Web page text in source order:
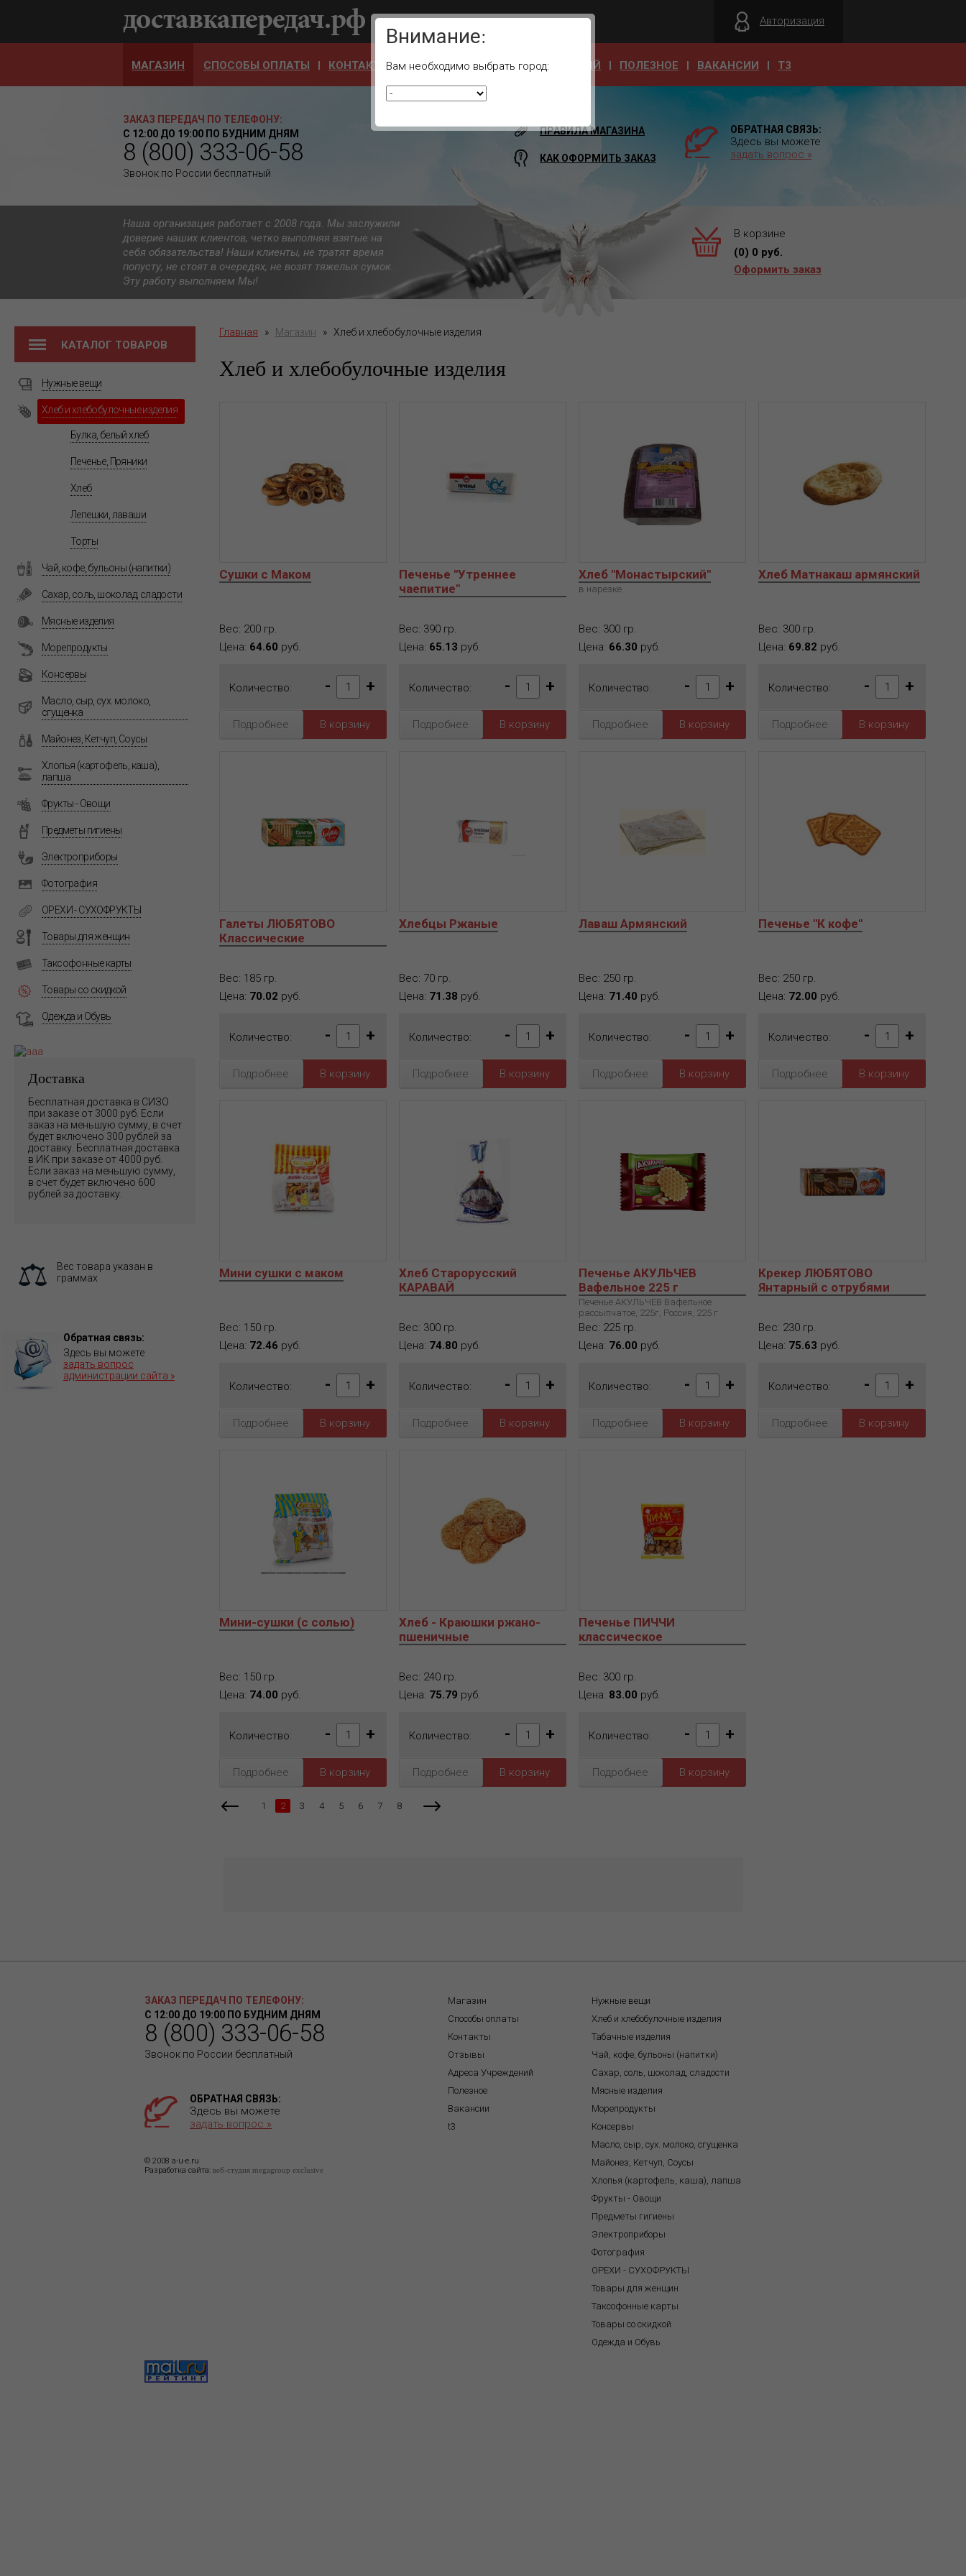
Ваш город: Авторизация
МАГАЗИН СПОСОБЫ ОПЛАТЫ КОНТАКТЫ ОТЗЫВЫ АДРЕСА УЧРЕЖДЕНИЙ ПОЛЕЗНОЕ ВАКАНСИИ T3
ЗАКАЗ ПЕРЕДАЧ ПО ТЕЛЕФОНУ:
С 12:00 ДО 19:00 ПО БУДНИМ ДНЯМ
8 (800) 333-06-58
Звонок по России бесплатный
ОБРАТНАЯ СВЯЗЬ:
Здесь вы можете
задать вопрос »
ПРАВИЛА МАГАЗИНА
КАК ОФОРМИТЬ ЗАКАЗ
Наша организация работает с 2008 года. Мы заслужили
доверие наших клиентов, четко выполняя взятые на
себя обязательства! Наши клиенты, не тратят время
попусту, не стоят в очередях, не возят тяжелых сумок.
Эту работу выполняем Мы!
В корзине
(0) 0 руб.
Оформить заказ
КАТАЛОГ ТОВАРОВ
Нужные вещи
Хлеб и хлебобулочные изделия
Булка, белый хлеб
Печенье, Пряники
Хлеб
Лепешки, лаваши
Торты
Чай, кофе, бульоны (напитки)
Сахар, соль, шоколад, сладости
Мясные изделия
Морепродукты
Консервы
Масло, сыр, сух. молоко,
сгущенка
Майонез, Кетчуп, Соусы
Хлопья (картофель, каша),
лапша
Фрукты - Овощи
Предметы гигиены
Электроприборы
Фотография
ОРЕХИ - СУХОФРУКТЫ
Товары для женщин
Таксофонные карты
Товары со скидкой
Одежда и Обувь
Доставка
Бесплатная доставка в СИЗО
при заказе от 3000 руб. Если
заказ на меньшую сумму, в счет
будет включено 300 рублей за
доставку. Бесплатная доставка
в ИК при заказе от 4000 руб.
Если заказ на меньшую сумму,
в счет будет включено 600
рублей за доставку.
Вес товара указан в
граммах
Обратная связь:
Здесь вы можете
задать вопрос
администрации сайта »
Главная » Магазин » Хлеб и хлебобулочные изделия
Хлеб и хлебобулочные изделия
Сушки с Маком
Вес: 200 гр.
Цена: 64.60 руб.
Количество: - +
Подробнее
Печенье "Утреннее
чаепитие"
Вес: 390 гр.
Цена: 65.13 руб.
Количество: - +
Подробнее
Хлеб "Монастырский"
в нарезке
Вес: 300 гр.
Цена: 66.30 руб.
Количество: - +
Подробнее
Хлеб Матнакаш армянский
Вес: 300 гр.
Цена: 69.82 руб.
Количество: - +
Подробнее
Галеты ЛЮБЯТОВО
Классические
Вес: 185 гр.
Цена: 70.02 руб.
Количество: - +
Подробнее
Хлебцы Ржаные
Вес: 70 гр.
Цена: 71.38 руб.
Количество: - +
Подробнее
Лаваш Армянский
Вес: 250 гр.
Цена: 71.40 руб.
Количество: - +
Подробнее
Печенье "К кофе"
Вес: 250 гр.
Цена: 72.00 руб.
Количество: - +
Подробнее
Мини сушки с маком
Вес: 150 гр.
Цена: 72.46 руб.
Количество: - +
Подробнее
Хлеб Старорусский
КАРАВАЙ
Вес: 300 гр.
Цена: 74.80 руб.
Количество: - +
Подробнее
Печенье АКУЛЬЧЕВ
Вафельное 225 г
Печенье АКУЛЬЧЕВ Вафельное
рассыпчатое, 225г, Россия, 225 г
Вес: 225 гр.
Цена: 76.00 руб.
Количество: - +
Подробнее
Крекер ЛЮБЯТОВО
Янтарный с отрубями
Вес: 230 гр.
Цена: 75.63 руб.
Количество: - +
Подробнее
Мини-сушки (с солью)
Вес: 150 гр.
Цена: 74.00 руб.
Количество: - +
Подробнее
Хлеб - Краюшки ржано-
пшеничные
Вес: 240 гр.
Цена: 75.79 руб.
Количество: - +
Подробнее
Печенье ПИЧЧИ
классическое
Вес: 300 гр.
Цена: 83.00 руб.
Количество: - +
Подробнее
1 2 3 4 5 6 7 8
ЗАКАЗ ПЕРЕДАЧ ПО ТЕЛЕФОНУ:
С 12:00 ДО 19:00 ПО БУДНИМ ДНЯМ
8 (800) 333-06-58
Звонок по России бесплатный
ОБРАТНАЯ СВЯЗЬ:
Здесь вы можете
задать вопрос »
© 2008 a-u-e.ru
Разработка сайта: веб-студия megagroup exclusive
Магазин
Способы оплаты
Контакты
Отзывы
Адреса Учреждений
Полезное
Вакансии
t3
Нужные вещи
Хлеб и хлебобулочные изделия
Табачные изделия
Чай, кофе, бульоны (напитки)
Сахар, соль, шоколад, сладости
Мясные изделия
Морепродукты
Консервы
Масло, сыр, сух. молоко, сгущенка
Майонез, Кетчуп, Соусы
Хлопья (картофель, каша), лапша
Фрукты - Овощи
Предметы гигиены
Электроприборы
Фотография
ОРЕХИ - СУХОФРУКТЫ
Товары для женщин
Таксофонные карты
Товары со скидкой
Одежда и Обувь
Внимание:
Вам необходимо выбрать город: